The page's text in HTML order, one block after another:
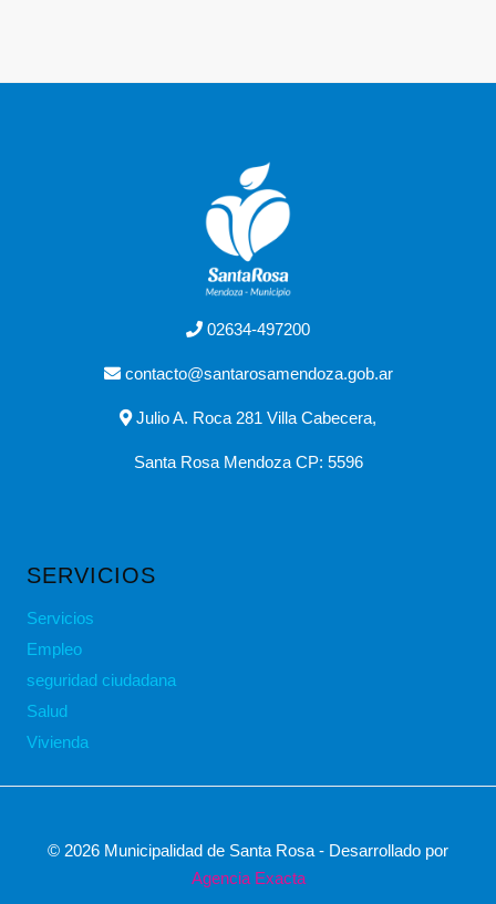
02634-497200
contacto@santarosamendoza.gob.ar
Julio A. Roca 281 Villa Cabecera,
Santa Rosa Mendoza CP: 5596
SERVICIOS
Servicios
Empleo
seguridad ciudadana
Salud
Vivienda
© 2026 Municipalidad de Santa Rosa - Desarrollado por
Agencia Exacta